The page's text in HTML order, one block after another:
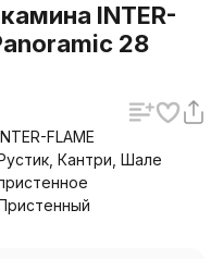
INTER-
28
FLAME
Кантри, Шале